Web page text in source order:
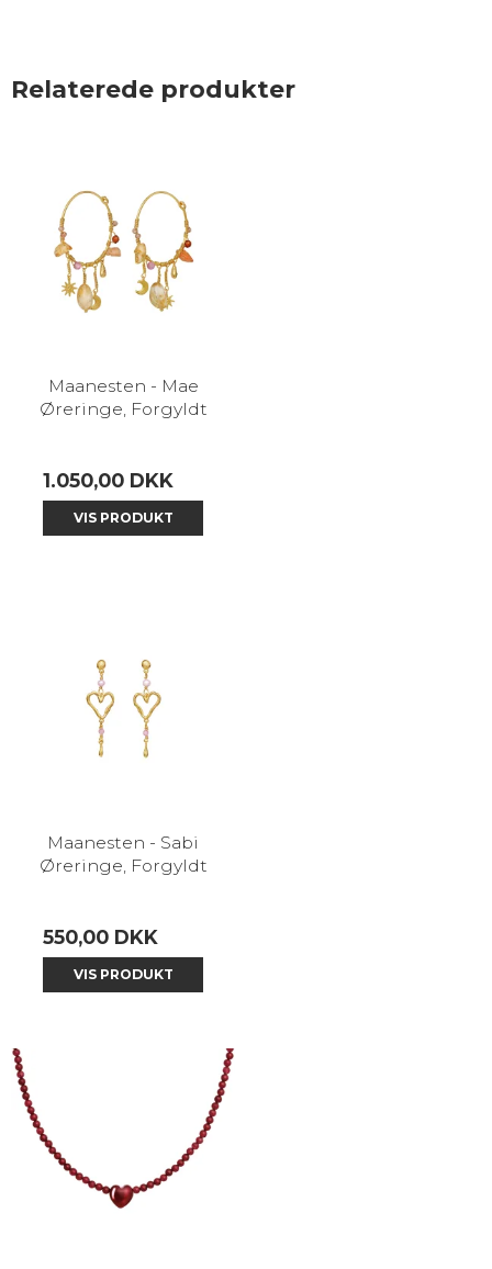
Relaterede produkter
Maanesten - Mae
Øreringe, Forgyldt
1.050,00 DKK
VIS PRODUKT
Maanesten - Sabi
Øreringe, Forgyldt
550,00 DKK
VIS PRODUKT